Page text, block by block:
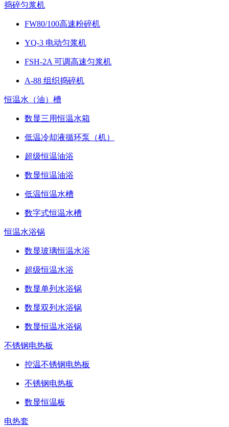
捣碎匀浆机
FW80/100高速粉碎机
YQ-3 电动匀浆机
FSH-2A 可调高速匀浆机
A-88 组织捣碎机
恒温水（油）槽
数显三用恒温水箱
低温冷却液循环泵（机）
超级恒温油浴
数显恒温油浴
低温恒温水槽
数字式恒温水槽
恒温水浴锅
数显玻璃恒温水浴
超级恒温水浴
数显单列水浴锅
数显双列水浴锅
数显恒温水浴锅
不锈钢电热板
控温不锈钢电热板
不锈钢电热板
数显恒温板
电热套